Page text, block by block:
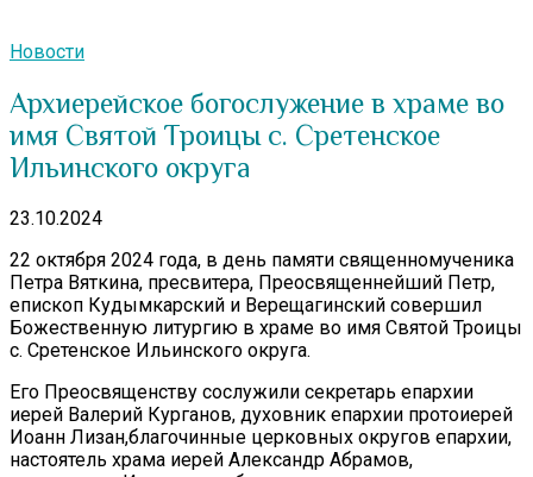
Новости
Архиерейское богослужение в храме во
имя Святой Троицы с. Сретенское
Ильинского округа
23.10.2024
22 октября 2024 года, в день памяти священномученика
Петра Вяткина, пресвитера, Преосвященнейший Петр,
епископ Кудымкарский и Верещагинский совершил
Божественную литургию в храме во имя Святой Троицы
с. Сретенское Ильинского округа.
Его Преосвященству сослужили секретарь епархии
иерей Валерий Курганов, духовник епархии протоиерей
Иоанн Лизан,благочинные церковных округов епархии,
настоятель храма иерей Александр Абрамов,